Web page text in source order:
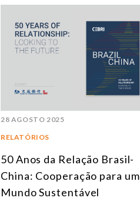
28 AGOSTO 2025
RELATÓRIOS
50 Anos da Relação Brasil-
China: Cooperação para um
Mundo Sustentável